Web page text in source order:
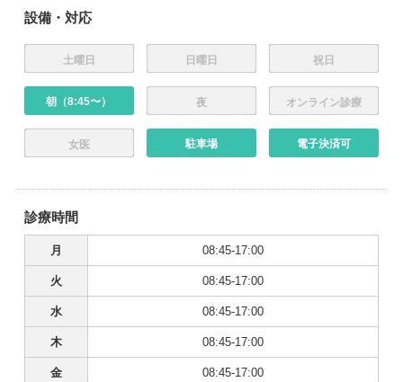
設備・対応
土曜日 日曜日 祝日
朝（8:45〜） 夜 オンライン診療
女医 駐車場 電子決済可
診療時間
月 08:45-17:00
火 08:45-17:00
水 08:45-17:00
木 08:45-17:00
金 08:45-17:00